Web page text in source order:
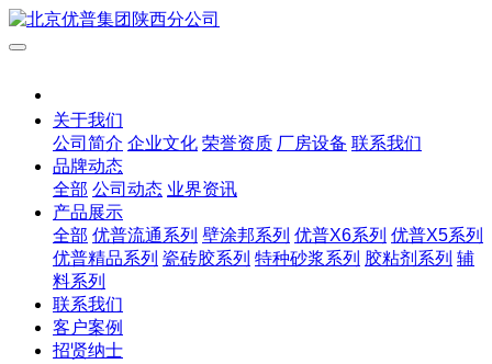
关于我们
公司简介 企业文化 荣誉资质 厂房设备 联系我们
品牌动态
全部 公司动态 业界资讯
产品展示
全部 优普流通系列 壁涂邦系列 优普X6系列 优普X5系列
优普精品系列 瓷砖胶系列 特种砂浆系列 胶粘剂系列 辅
料系列
联系我们
客户案例
招贤纳士